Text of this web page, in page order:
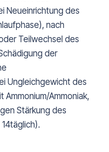
Neueinrichtung des
nach
Teilwechsel des
der
Ungleichgewicht des
Ammoniak,
Stärkung des